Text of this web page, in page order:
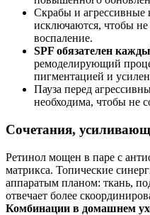
Скрабы и агрессивные
исключаются, чтобы
воспаление.
SPF обязателен
ремоделирующий
пигментацией и
Пауза перед
необходима, чтобы не
Сочетания,
Ретинол мощен в паре с
матрикса. Топические
аппаратым планом: ткань,
отвечает более
Комбинации в домашнем